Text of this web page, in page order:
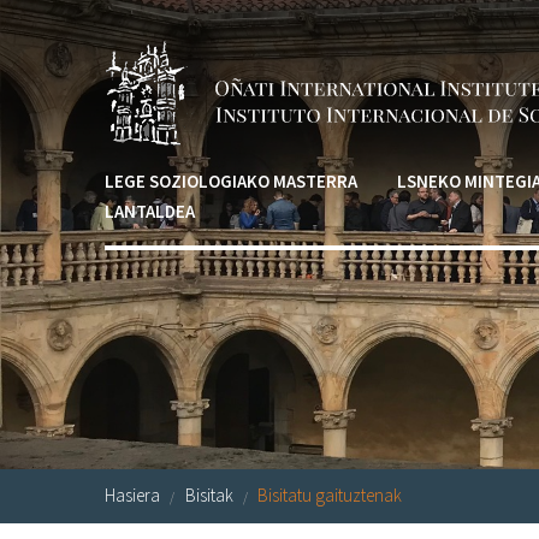
Skip to main content
LEGE SOZIOLOGIAKO MASTERRA LSNEKO
LANTALDEA
Hasiera Bisitak Bisitatu gaituztenak